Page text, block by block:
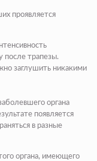
проявляется
после трапезы.
заглушить никакими
органа
появляется
в разные
органа, имеющего